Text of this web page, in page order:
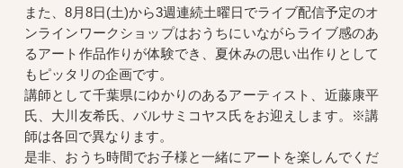
また、8月8日(土)から3週連続土曜日でライブ配信予定のオ
ンラインワークショップはおうちにいながらライブ感のあ
るアート作品作りが体験でき、夏休みの思い出作りとして
もピッタリの企画です。
講師として千葉県にゆかりのあるアーティスト、近藤康平
氏、大川友希氏、バルサミコヤス氏をお迎えします。※講
師は各回で異なります。
是非、おうち時間でお子様と一緒にアートを楽しんでくだ